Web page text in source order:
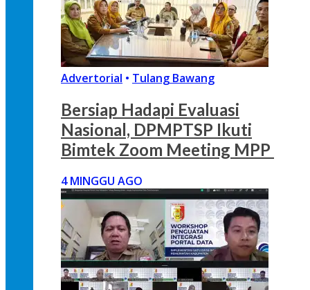
Advertorial • Tulang Bawang
Bersiap Hadapi Evaluasi
Nasional, DPMPTSP Ikuti
Bimtek Zoom Meeting MPP
4 MINGGU AGO